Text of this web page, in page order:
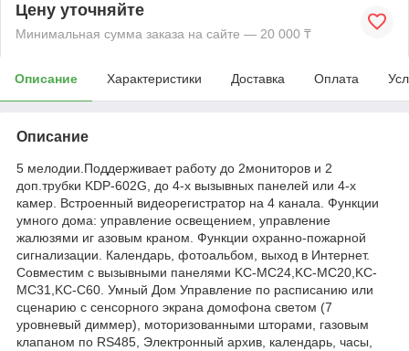
Цену уточняйте
Минимальная сумма заказа на сайте — 20 000 ₸
Описание Характеристики Доставка Оплата
Описание
5 мелодии.Поддерживает работу до 2мониторов и 2
доп.трубки KDP-602G, до 4-х вызывных панелей или 4-х
камер. Встроенный видеорегистратор на 4 канала. Функции
умного дома: управление освещением, управление
жалюзями иг азовым краном. Функции охранно-пожарной
сигнализации. Календарь, фотоальбом, выход в Интернет.
Совместим с вызывными панелями KC-MC24,KC-MC20,KC-
MC31,KC-C60. Умный Дом Управление по расписанию или
сценарию с сенсорного экрана домофона светом (7
уровневый диммер), моторизованными шторами, газовым
клапаном по RS485, Электронный архив, календарь, часы,